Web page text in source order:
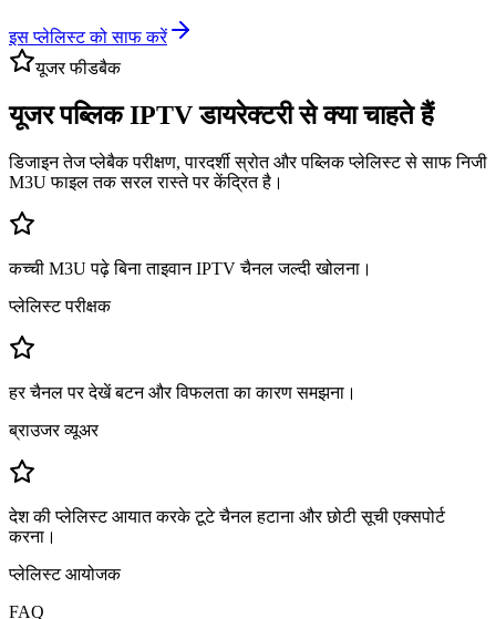
इस प्लेलिस्ट को साफ करें
यूजर फीडबैक
यूजर पब्लिक IPTV डायरेक्टरी से क्या चाहते हैं
डिजाइन तेज प्लेबैक परीक्षण, पारदर्शी स्रोत और पब्लिक प्लेलिस्ट से साफ निजी
M3U फाइल तक सरल रास्ते पर केंद्रित है।
कच्ची M3U पढ़े बिना ताइवान IPTV चैनल जल्दी खोलना।
प्लेलिस्ट परीक्षक
हर चैनल पर देखें बटन और विफलता का कारण समझना।
ब्राउजर व्यूअर
देश की प्लेलिस्ट आयात करके टूटे चैनल हटाना और छोटी सूची एक्सपोर्ट
करना।
प्लेलिस्ट आयोजक
FAQ